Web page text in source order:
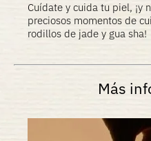
Cuídate y cuida tu piel, ¡y
preciosos momentos de
rodillos de jade y gua sha!
Más